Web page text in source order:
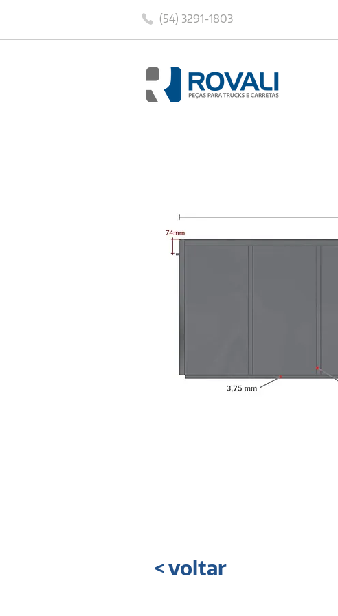
(54) 3291-1803
< voltar